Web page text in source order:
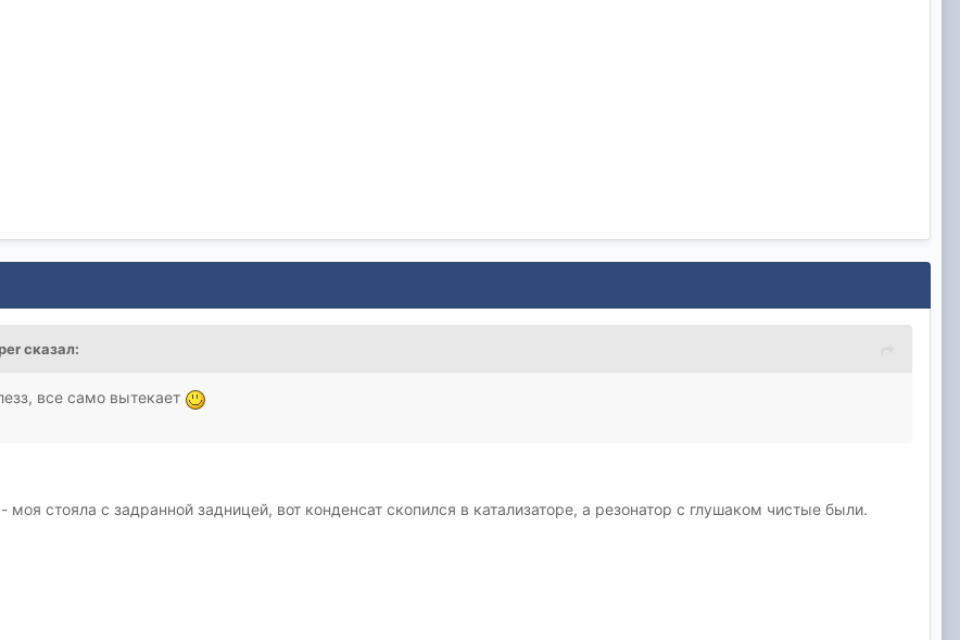
сказал:
все само вытекает
стояла с задранной задницей, вот конденсат скопился в катализаторе, а резонатор с глушаком чистые были.